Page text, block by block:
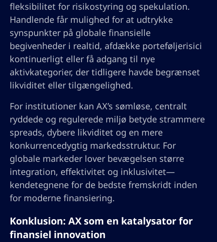
fleksibilitet for risikostyring og spekulation.
Handlende får mulighed for at udtrykke
synspunkter på globale finansielle
begivenheder i realtid, afdække porteføljerisici
kontinuerligt eller få adgang til nye
aktivkategorier, der tidligere havde begrænset
likviditet eller tilgængelighed.
For institutioner kan AX’s sømløse, centralt
ryddede og regulerede miljø betyde strammere
spreads, dybere likviditet og en mere
konkurrencedygtig markedsstruktur. For
globale markeder lover bevægelsen større
integration, effektivitet og inklusivitet—
kendetegnene for de bedste fremskridt inden
for moderne finansiering.
Konklusion: AX som en katalysator for
finansiel innovation